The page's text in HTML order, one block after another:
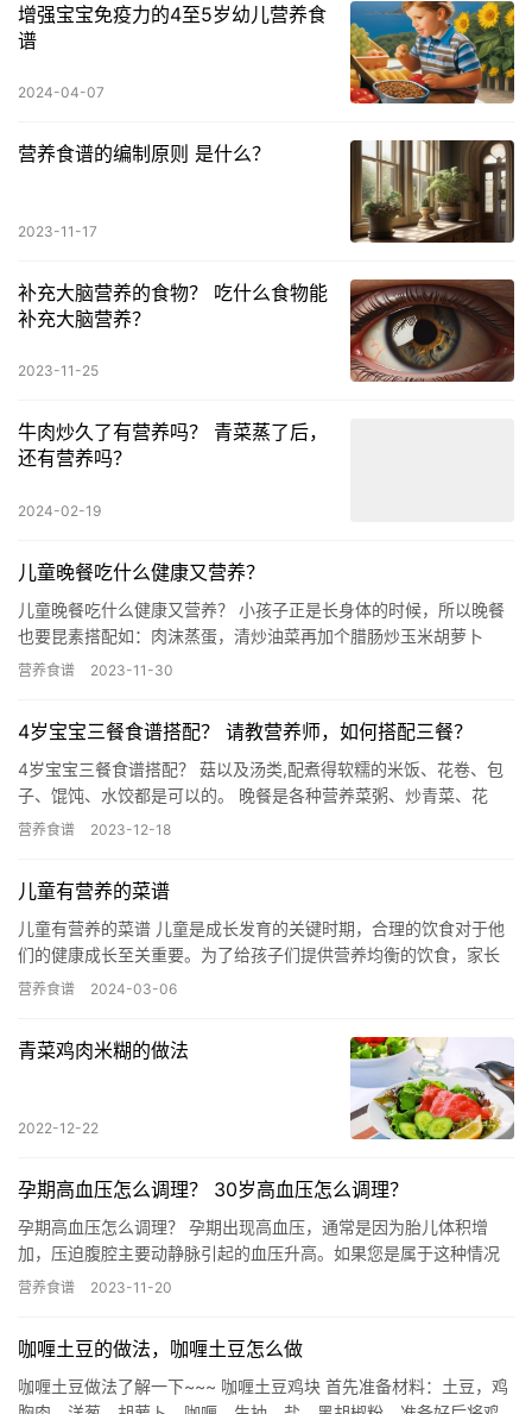
增强宝宝免疫力的4至5岁幼儿营养食
谱
2024-04-07
营养食谱的编制原则 是什么？
2023-11-17
补充大脑营养的食物？ 吃什么食物能
补充大脑营养？
2023-11-25
牛肉炒久了有营养吗？ 青菜蒸了后，
还有营养吗？
2024-02-19
儿童晚餐吃什么健康又营养？
儿童晚餐吃什么健康又营养？ 小孩子正是长身体的时候，所以晚餐
也要昆素搭配如：肉沫蒸蛋，清炒油菜再加个腊肠炒玉米胡萝卜
粒，配上白米饭或紫米饭都行。 晚餐吃什么营养健康？ 晚餐是一顿
营养食谱 2023-11-30
4岁宝宝三餐食谱搭配？ 请教营养师，如何搭配三餐？
4岁宝宝三餐食谱搭配？ 菇以及汤类,配煮得软糯的米饭、花卷、包
子、馄饨、水饺都是可以的。 晚餐是各种营养菜粥、炒青菜、花
卷、包子、小馄饨,也都是可以的。每日要保证大概一个鸡蛋、牛
营养食谱 2023-12-18
儿童有营养的菜谱
儿童有营养的菜谱 儿童是成长发育的关键时期，合理的饮食对于他
们的健康成长至关重要。为了给孩子们提供营养均衡的饮食，家长
们需要了解一些适合儿童的健康菜谱。以下是一些儿童有营养的菜
营养食谱 2024-03-06
青菜鸡肉米糊的做法
2022-12-22
孕期高血压怎么调理？ 30岁高血压怎么调理？
孕期高血压怎么调理？ 孕期出现高血压，通常是因为胎儿体积增
加，压迫腹腔主要动静脉引起的血压升高。如果您是属于这种情况
的话，建议在饮食上尽量清淡一点，控制盐和油的摄入量。去医院
营养食谱 2023-11-20
咖喱土豆的做法，咖喱土豆怎么做
咖喱土豆做法了解一下~~~ 咖喱土豆鸡块 首先准备材料：土豆，鸡